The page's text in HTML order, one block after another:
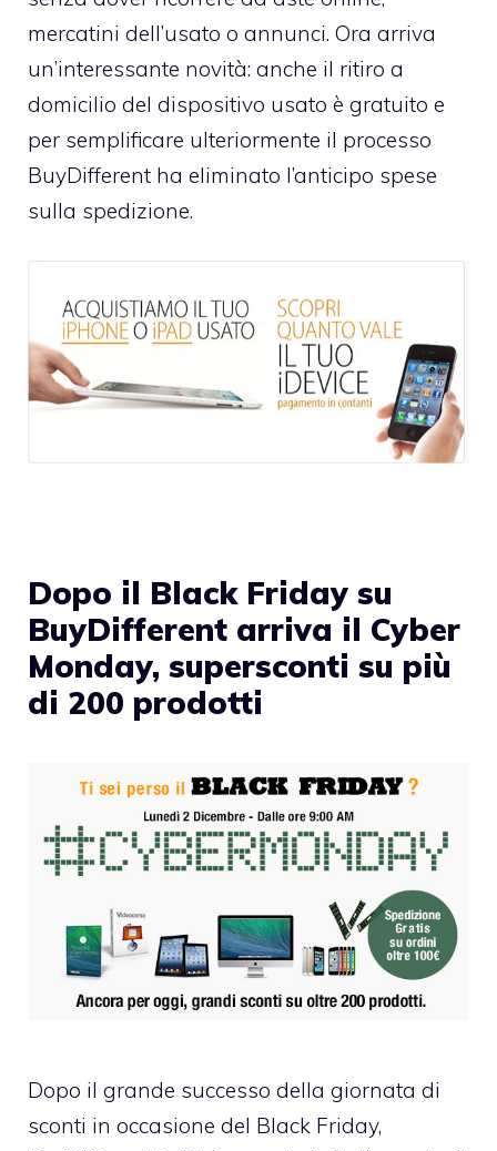
mercatini dell’usato o annunci. Ora arriva
un’interessante novità: anche il ritiro a
domicilio del dispositivo usato è gratuito e
per semplificare ulteriormente il processo
BuyDifferent ha eliminato l’anticipo spese
sulla spedizione.
Dopo il Black Friday su
BuyDifferent arriva il Cyber
Monday, supersconti su più
di 200 prodotti
Dopo il grande successo della giornata di
sconti in occasione del Black Friday,